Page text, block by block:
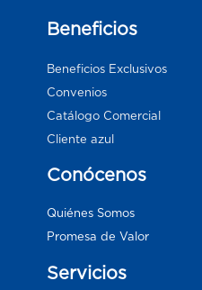
Beneficios
Beneficios Exclusivos
Convenios
Catálogo Comercial
Cliente azul
Conócenos
Quiénes Somos
Promesa de Valor
Servicios